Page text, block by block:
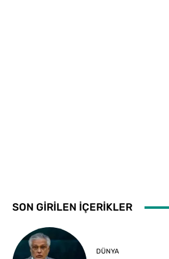
SON GİRİLEN İÇERİKLER
DÜNYA